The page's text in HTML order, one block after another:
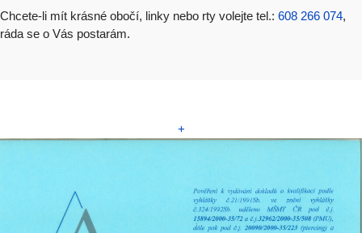
Chcete-li mít krásné obočí, linky nebo rty volejte tel.: 608 266 074,
ráda se o Vás postarám.
+